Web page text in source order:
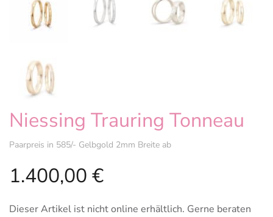
Niessing Trauring Tonneau
Paarpreis in 585/- Gelbgold 2mm Breite ab
1.400,00 €
Dieser Artikel ist nicht online erhältlich. Gerne beraten